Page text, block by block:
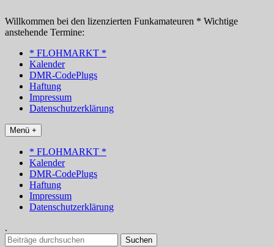
Inhalt
springen
Willkommen bei den lizenzierten Funkamateuren * Wichtige
anstehende Termine:
* FLOHMARKT *
Kalender
DMR-CodePlugs
Haftung
Impressum
Datenschutzerklärung
Menü +
* FLOHMARKT *
Kalender
DMR-CodePlugs
Haftung
Impressum
Datenschutzerklärung
.
Suchen